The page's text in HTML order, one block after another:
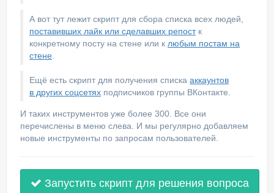
А вот тут лежит скрипт для сбора списка всех людей,
поставивших лайк или сделавших репостк
конкретному посту на стене или к любым постам на
стене
Ещё есть скрипт для получения списка аккаунтов
в других соцсетях подписчиков группы ВКонтакте.
И таких инструментов уже более 300. Все они
перечислены в меню слева. И мы регулярно добавляем
новые инструменты по запросам пользователей.
Запустить скрипт для решения вопроса